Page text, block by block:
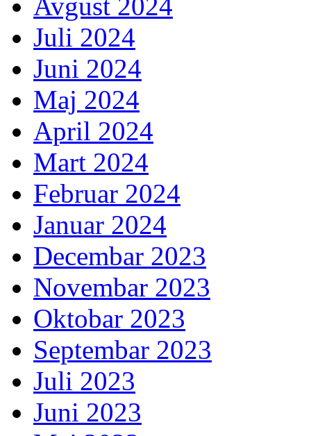
Avgust 2024
Juli 2024
Juni 2024
Maj 2024
April 2024
Mart 2024
Februar 2024
Januar 2024
Decembar 2023
Novembar 2023
Oktobar 2023
Septembar 2023
Juli 2023
Juni 2023